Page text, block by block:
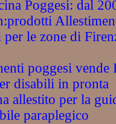
Poggesi: dal
per le zone di
poggesi vende
disabili in pronta
allestito per la
paraplegico